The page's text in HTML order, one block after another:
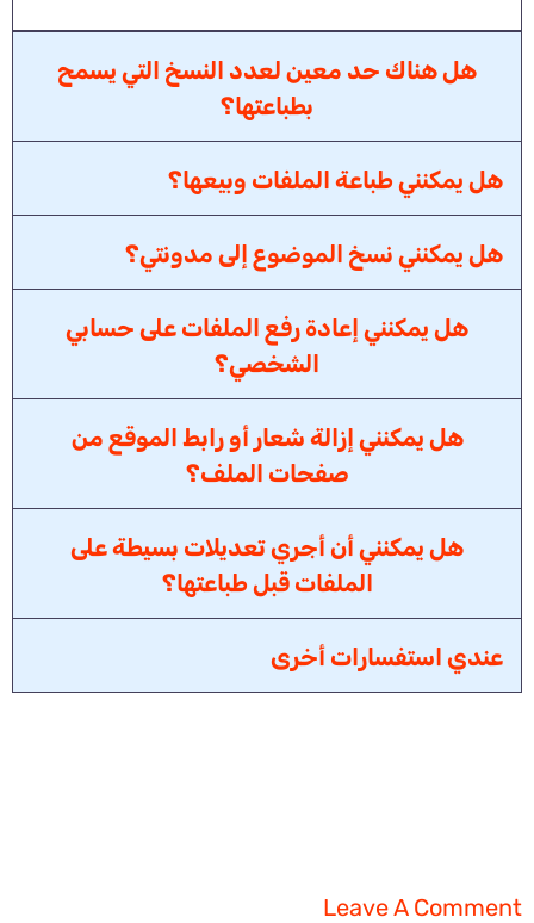
هل هناك حد معين لعدد النسخ التي يسمح
بطباعتها؟
هل يمكنني طباعة الملفات وبيعها؟
هل يمكنني نسخ الموضوع إلى مدونتي؟
هل يمكنني إعادة رفع الملفات على حسابي
الشخصي؟
هل يمكنني إزالة شعار أو رابط الموقع من
صفحات الملف؟
هل يمكنني أن أجري تعديلات بسيطة على
الملفات قبل طباعتها؟
عندي استفسارات أخرى
Leave A Comment